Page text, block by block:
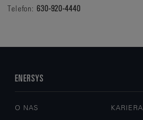
Telefon:630-920-4440
ENERSYS
O NAS KARIERA